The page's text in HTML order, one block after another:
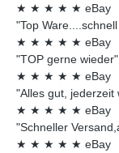
★ ★ ★ ★ ★ eBay
"Top
★ ★ ★ ★ ★ eBay
"TOP gerne wieder"
★ ★ ★ ★ ★ eBay
"Alles gut, jederzeit
★ ★ ★ ★ ★ eBay
"Schneller
★ ★ ★ ★ ★ eBay